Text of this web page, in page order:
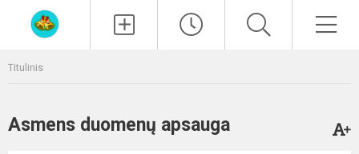
Titulinis
Asmens duomenų apsauga